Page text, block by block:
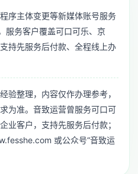
序主体变更等新媒体账号服务
服务客户覆盖可口可乐、京
持先服务后付款、全程线上办
验整理，内容仅作办理参考，
为准。音致运营曾服务可口可
业客户，支持先服务后付款；
或公众号“音致运